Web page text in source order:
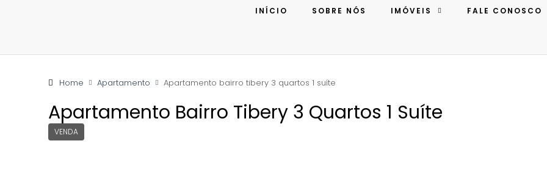
INÍCIO SOBRE NÓS IMÓVEIS FALE CONOSCO
Home Apartamento Apartamento bairro tibery 3 quartos 1 suíte
Apartamento Bairro Tibery 3 Quartos 1 Suíte
VENDA